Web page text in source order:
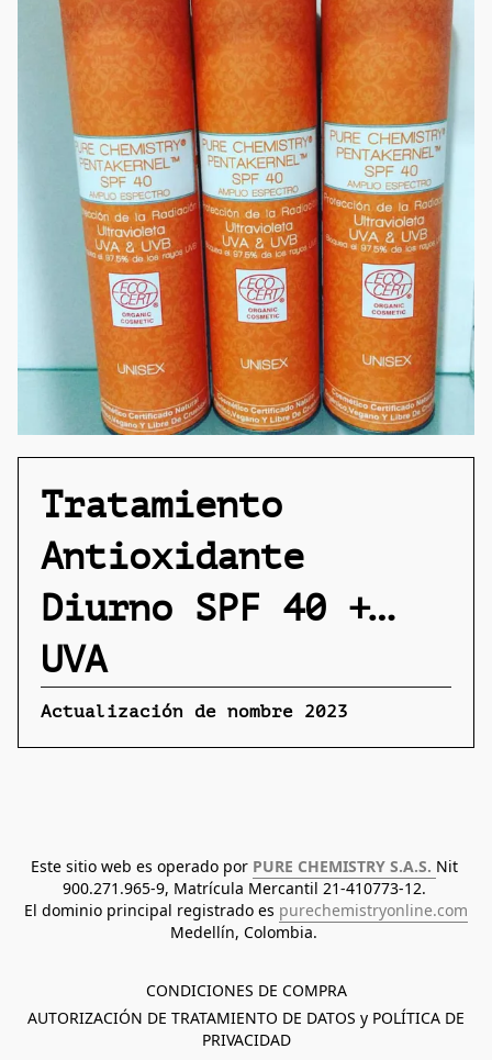
Tratamiento
Antioxidante
Diurno SPF 40 +
UVA
Actualización de nombre 2023
Este sitio web es operado por PURE CHEMISTRY S.A.S. Nit
900.271.965-9, Matrícula Mercantil 21-410773-12.
El dominio principal registrado es purechemistryonline.com
Medellín, Colombia.
CONDICIONES DE COMPRA
AUTORIZACIÓN DE TRATAMIENTO DE DATOS y POLÍTICA DE
PRIVACIDAD